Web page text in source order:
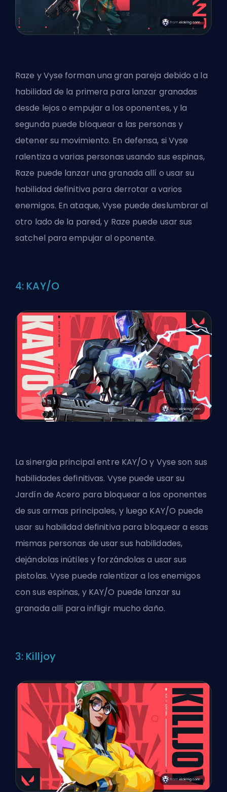
Raze y Vyse forman una gran pareja debido a la
habilidad de la primera para lanzar granadas
desde lejos o empujar a los oponentes, y la
segunda puede bloquear a las personas y
detener su movimiento. En defensa, si Vyse
ralentiza a varias personas usando sus espinas,
Raze puede lanzar una granada allí o usar su
habilidad definitiva para derrotar a varios
enemigos. En ataque, Vyse puede deslumbrar al
otro lado de la pared, y Raze puede usar sus
satchel para empujar al oponente.
4: KAY/O
La sinergia principal entre KAY/O y Vyse son sus
habilidades definitivas. Vyse puede usar su
Jardín de Acero para bloquear a los oponentes
de sus armas principales, y luego KAY/O puede
usar su habilidad definitiva para bloquear a esas
mismas personas de usar sus habilidades,
dejándolas inútiles y forzándolas a usar sus
pistolas. Vyse puede ralentizar a los enemigos
con sus espinas, y KAY/O puede lanzar su
granada allí para infligir mucho daño.
3: Killjoy